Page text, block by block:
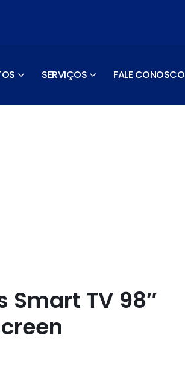
SERVIÇOS FALE CONOSCO
Smart TV 98″